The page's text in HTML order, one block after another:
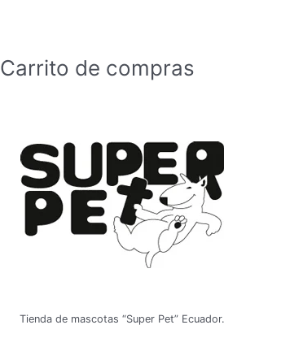
Carrito de compras
Tienda de mascotas “Super Pet” Ecuador.